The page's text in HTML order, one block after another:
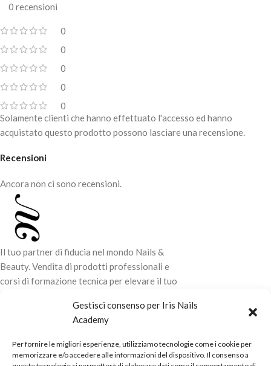
Gestisci consenso per Iris Nails
Academy
Per fornire le migliori esperienze, utilizziamo tecnologie come i cookie per
memorizzare e/o accedere alle informazioni del dispositivo. Il consenso a
0 recensioni
0
0
0
0
0
Recensioni
Ancora non ci sono recensioni.
Solamente clienti che hanno effettuato l'accesso ed hanno
acquistato questo prodotto possono lasciare una recensione.
Il tuo partner di fiducia nel mondo Nails &
Beauty. Vendita di prodotti professionali e
corsi di formazione tecnica per elevare il tuo
LINK UTILI